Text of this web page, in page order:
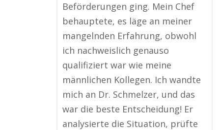
Beförderungen ging. Mein Chef
behauptete, es läge an meiner
mangelnden Erfahrung, obwohl
ich nachweislich genauso
qualifiziert war wie meine
männlichen Kollegen. Ich wandte
mich an Dr. Schmelzer, und das
war die beste Entscheidung! Er
analysierte die Situation, prüfte